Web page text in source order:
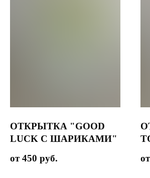
ОТКРЫТКА "GOOD
LUCK С ШАРИКАМИ"
450 руб.